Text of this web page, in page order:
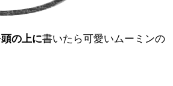
の上に書いたら可愛いムーミンの